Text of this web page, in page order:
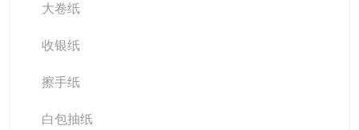
大卷纸
收银纸
擦手纸
白包抽纸